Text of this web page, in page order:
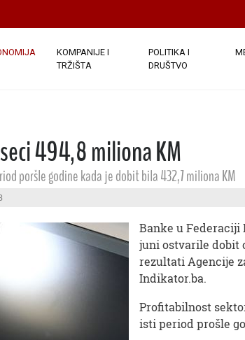
KOMPANIJE I
TRŽIŠTA
POLITIKA I
DRUŠTVO
494,8 miliona KM
poršle godine kada je dobit bila 432,7 miliona KM
Banke u Federaciji
juni ostvarile dobit
rezultati Agencije
Indikator.ba.
Profitabilnost
isti period prošle